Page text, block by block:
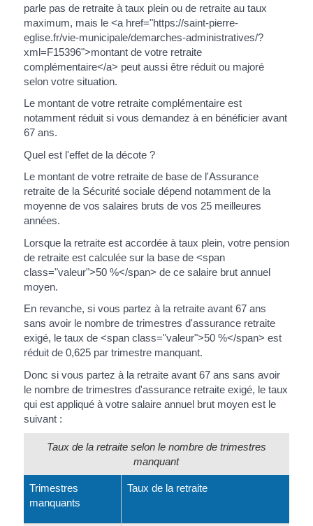
parle pas de retraite à taux plein ou de retraite au taux
maximum, mais le <a href="https://saint-pierre-
eglise.fr/vie-municipale/demarches-administratives/?
xml=F15396">montant de votre retraite
complémentaire</a> peut aussi être réduit ou majoré
selon votre situation.
Le montant de votre retraite complémentaire est
notamment réduit si vous demandez à en bénéficier avant
67 ans.
Quel est l'effet de la décote ?
Le montant de votre retraite de base de l'Assurance
retraite de la Sécurité sociale dépend notamment de la
moyenne de vos salaires bruts de vos 25 meilleures
années.
Lorsque la retraite est accordée à taux plein, votre pension
de retraite est calculée sur la base de <span
class="valeur">50 %</span> de ce salaire brut annuel
moyen.
En revanche, si vous partez à la retraite avant 67 ans
sans avoir le nombre de trimestres d'assurance retraite
exigé, le taux de <span class="valeur">50 %</span> est
réduit de 0,625 par trimestre manquant.
Donc si vous partez à la retraite avant 67 ans sans avoir
le nombre de trimestres d'assurance retraite exigé, le taux
qui est appliqué à votre salaire annuel brut moyen est le
suivant :
Taux de la retraite selon le nombre de trimestres
manquant
Trimestres
manquants
Taux de la retraite